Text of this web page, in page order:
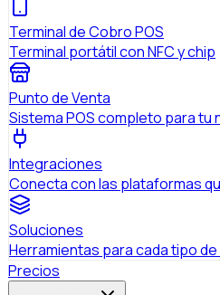
Terminal de Cobro POS
Terminal portátil con NFC y chip
Punto de Venta
Sistema POS completo para tu
Integraciones
Conecta con las plataformas
Soluciones
Herramientas para cada tipo
Precios